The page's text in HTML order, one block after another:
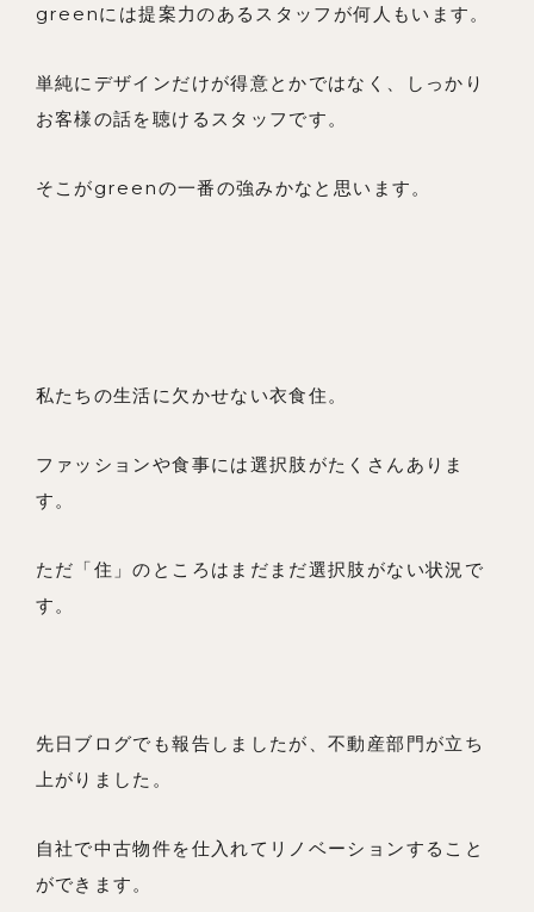
greenには提案力のあるスタッフが何人もいます。
単純にデザインだけが得意とかではなく、しっかり
お客様の話を聴けるスタッフです。
そこがgreenの一番の強みかなと思います。
私たちの生活に欠かせない衣食住。
ファッションや食事には選択肢がたくさんありま
す。
ただ「住」のところはまだまだ選択肢がない状況で
す。
先日ブログでも報告しましたが、不動産部門が立ち
上がりました。
自社で中古物件を仕入れてリノベーションすること
ができます。